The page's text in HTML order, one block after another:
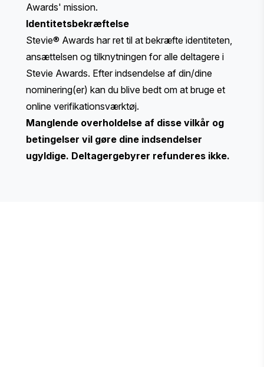
Awards' mission.
Identitetsbekræftelse
Stevie® Awards har ret til at bekræfte identiteten,
ansættelsen og tilknytningen for alle deltagere i
Stevie Awards. Efter indsendelse af din/dine
nominering(er) kan du blive bedt om at bruge et
online verifikationsværktøj.
Manglende overholdelse af disse vilkår og
betingelser vil gøre dine indsendelser
ugyldige. Deltagergebyrer refunderes ikke.